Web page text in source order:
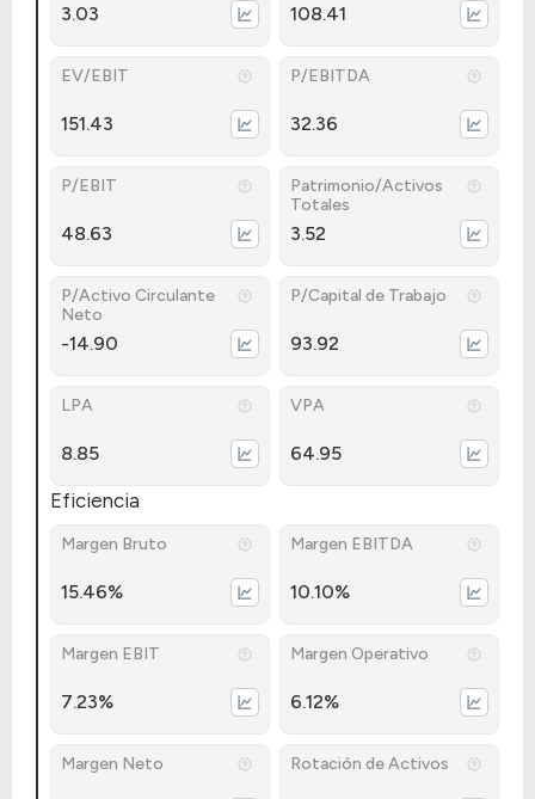
3.03 108.41
EV/EBIT
151.43
P/EBITDA
32.36
P/EBIT
48.63
Patrimonio/Activos
Totales
3.52
P/Activo Circulante
Neto
-14.90
P/Capital de Trabajo
93.92
LPA
8.85
VPA
64.95
Eficiencia
Margen Bruto
15.46%
Margen EBITDA
10.10%
Margen EBIT
7.23%
Margen Operativo
6.12%
Margen Neto Rotación de Activos